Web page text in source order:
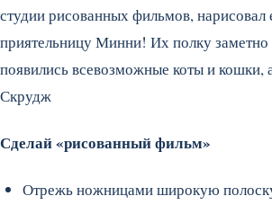
студии рисованных фильмов, нарисовал
приятельницу Минни! Их полку заметно
появились всевозможные коты и кошки,
Скрудж
Сделай «рисованный фильм»
Отрежь ножницами широкую